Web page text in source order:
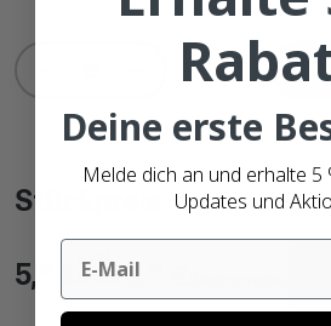
Stückpreis
6,
5,
Exkl.
MwSt.
Deine erste
Melde dich an und erhalte 5
Updates und
Email